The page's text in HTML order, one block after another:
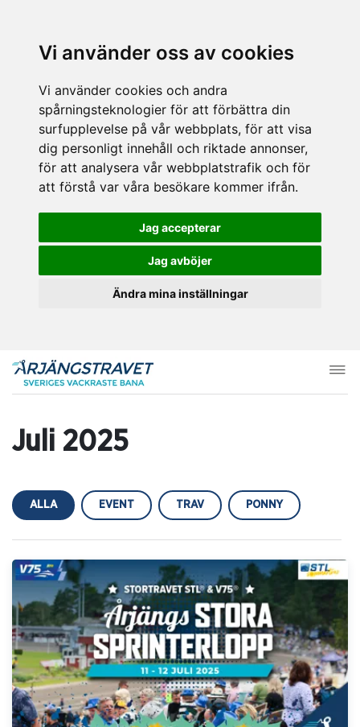
Vi använder oss av cookies
Vi använder cookies och andra
spårningsteknologier för att förbättra din
surfupplevelse på vår webbplats, för att visa
dig personligt innehåll och riktade annonser,
för att analysera vår webbplatstrafik och för
att förstå var våra besökare kommer ifrån.
Jag accepterar
Jag avböjer
Ändra mina inställningar
Juli 2025
ALLA EVENT TRAV PONNY